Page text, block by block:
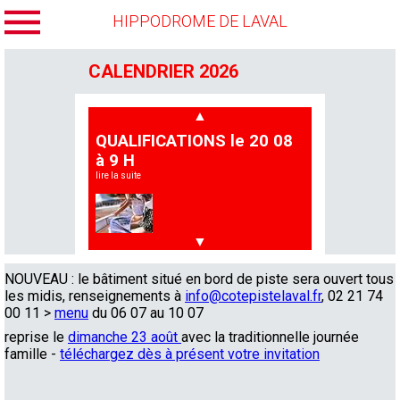
HIPPODROME DE LAVAL
CALENDRIER 2026
▲
QUALIFICATIONS le 20 08
à 9 H
lire la suite
dimanche 23 août 13h30
journée famille
lire la suite
vendredi 28 aout - 11h15
▼
COURSES
QUALIFICATION
ENTRAINEMENT
NOUVEAU : le bâtiment situé en bord de piste sera ouvert tous
les midis, renseignements à info@cotepistelaval.fr, 02 21 74
00 11 > menu du 06 07 au 10 07
reprise le dimanche 23 août avec la traditionnelle journée
famille - téléchargez dès à présent votre invitation